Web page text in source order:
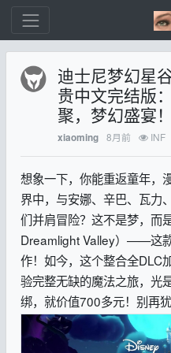
迪士尼梦幻星
贵中文完结版
聚，梦幻盛宴！
xiaoming 8月前 INF
想象一下，你能重返童年，
界中，与安娜、辛巴、瓦力
们并肩冒险？这不是梦，而
Dreamlight Valley）——这
作！如今，这个整合全DLC
验完整无缺的魔法之旅，光
绑，就价值700多元！别再